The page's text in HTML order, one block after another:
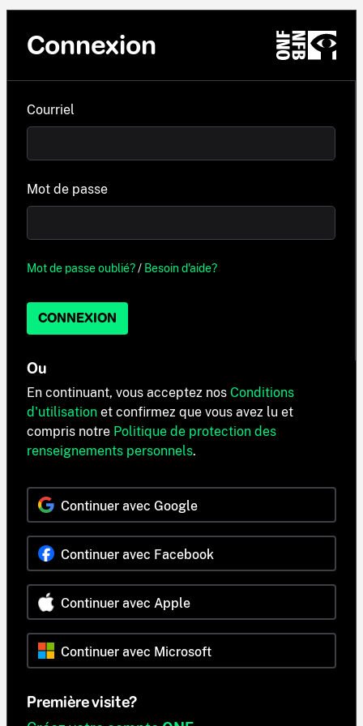
Connexion
Courriel
Mot de passe
Mot de passe oublié?/ Besoin d'aide?
CONNEXION
Ou
En continuant, vous acceptez nos Conditions
d'utilisation et confirmez que vous avez lu et
compris notre Politique de protection des
renseignements personnels.
Continuer avec Google
Continuer avec Facebook
Continuer avec Apple
Continuer avec Microsoft
Première visite?